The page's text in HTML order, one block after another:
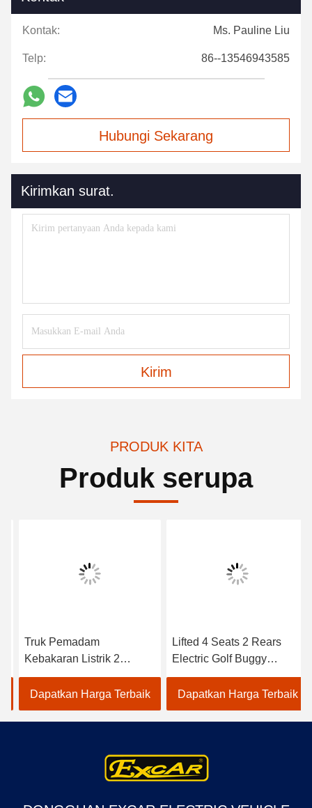
Kontak: Ms. Pauline Liu
Telp: 86--13546943585
Hubungi Sekarang
Kirimkan surat.
Kirim
PRODUK KITA
Produk serupa
Truk Pemadam
Kebakaran Listrik 2
Tempat CE Disetujui
Dengan Baterai Trojan
Mobil Golf Listrik
Dapatkan Harga Terbaik
Lifted 4 Seats 2 Rears
Electric Golf Buggy
Lithium Battery
Accessories
Customizable
Dapatkan Harga Terbaik